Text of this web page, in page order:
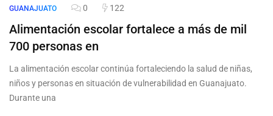
GUANAJUATO 0 122
Alimentación escolar fortalece a más de mil
700 personas en
La alimentación escolar continúa fortaleciendo la salud de niñas,
niños y personas en situación de vulnerabilidad en Guanajuato.
Durante una